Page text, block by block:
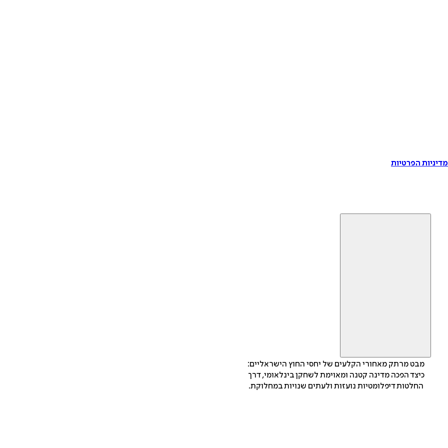
הפרטיות
מבט מרתק מאחורי הקלעים של יחסי החוץ הישראליים:
כיצד הפכה מדינה קטנה ומאוימת לשחקן בינלאומי, דרך
החלטות דיפלומטיות נועזות ולעתים שנויות במחלוקת.